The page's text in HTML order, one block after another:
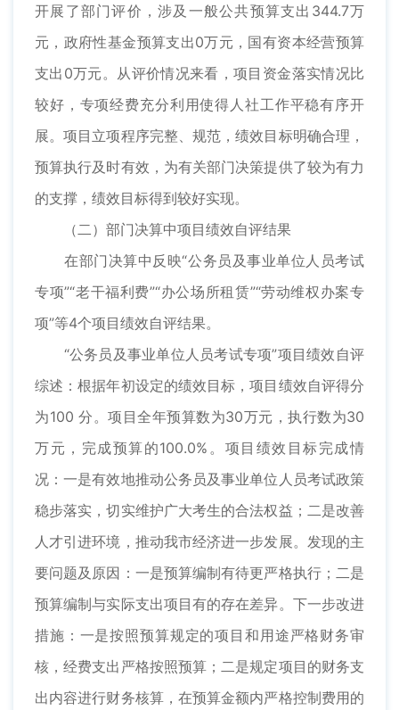
开展了部门评价，涉及一般公共预算支出344.7万
元，政府性基金预算支出0万元，国有资本经营预算
支出0万元。从评价情况来看，项目资金落实情况比
较好，专项经费充分利用使得人社工作平稳有序开
展。项目立项程序完整、规范，绩效目标明确合理，
预算执行及时有效，为有关部门决策提供了较为有力
的支撑，绩效目标得到较好实现。
（二）部门决算中项目绩效自评结果
在部门决算中反映“公务员及事业单位人员考试
专项”“老干福利费”“办公场所租赁”“劳动维权办案专
项”等4个项目绩效自评结果。
“公务员及事业单位人员考试专项”项目绩效自评
综述：根据年初设定的绩效目标，项目绩效自评得分
为100 分。项目全年预算数为30万元，执行数为30
万元，完成预算的100.0%。项目绩效目标完成情
况：一是有效地推动公务员及事业单位人员考试政策
稳步落实，切实维护广大考生的合法权益；二是改善
人才引进环境，推动我市经济进一步发展。发现的主
要问题及原因：一是预算编制有待更严格执行；二是
预算编制与实际支出项目有的存在差异。下一步改进
措施：一是按照预算规定的项目和用途严格财务审
核，经费支出严格按照预算；二是规定项目的财务支
出内容进行财务核算，在预算金额内严格控制费用的